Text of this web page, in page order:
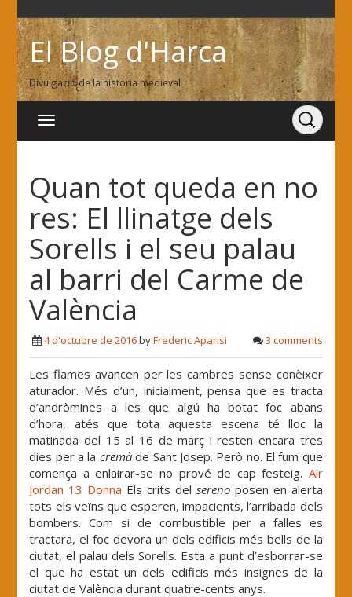
El Blog d'Harca
Divulgació de la història medieval
Quan tot queda en no
res: El llinatge dels
Sorells i el seu palau
al barri del Carme de
València
4 d'octubre de 2016byFrederic Aparisi 3 comments
Les flames avancen per les cambres sense conèixer
aturador. Més d’un, inicialment, pensa que es tracta
d’andròmines a les que algú ha botat foc abans
d’hora, atés que tota aquesta escena té lloc la
matinada del 15 al 16 de març i resten encara tres
dies per a la cremàde Sant Josep. Però no. El fum que
comença a enlairar-se no prové de cap festeig. Air
Jordan 13 Donna Els crits del serenoposen en alerta
tots els veïns que esperen, impacients, l’arribada dels
bombers. Com si de combustible per a falles es
tractara, el foc devora un dels edificis més bells de la
ciutat, el palau dels Sorells. Esta a punt d’esborrar-se
el que ha estat un dels edificis més insignes de la
ciutat de València durant quatre-cents anys.